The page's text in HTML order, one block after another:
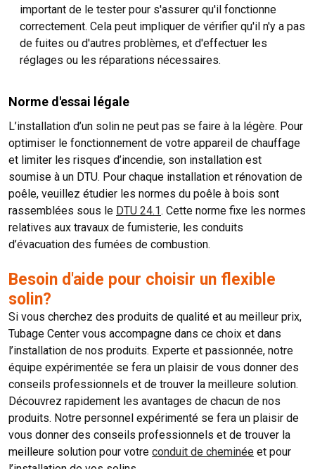
important de le tester pour s'assurer qu'il fonctionne
correctement. Cela peut impliquer de vérifier qu'il n'y a pas
de fuites ou d'autres problèmes, et d'effectuer les
réglages ou les réparations nécessaires.
Norme d'essai légale
L’installation d’un solin ne peut pas se faire à la légère. Pour
optimiser le fonctionnement de votre appareil de chauffage
et limiter les risques d’incendie, son installation est
soumise à un DTU. Pour chaque installation et rénovation de
poêle, veuillez étudier les normes du poêle à bois sont
rassemblées sous le DTU 24.1. Cette norme fixe les normes
relatives aux travaux de fumisterie, les conduits
d’évacuation des fumées de combustion.
Besoin d'aide pour choisir un flexible
solin?
Si vous cherchez des produits de qualité et au meilleur prix,
Tubage Center vous accompagne dans ce choix et dans
l’installation de nos produits. Experte et passionnée, notre
équipe expérimentée se fera un plaisir de vous donner des
conseils professionnels et de trouver la meilleure solution.
Découvrez rapidement les avantages de chacun de nos
produits. Notre personnel expérimenté se fera un plaisir de
vous donner des conseils professionnels et de trouver la
meilleure solution pour votre conduit de cheminée et pour